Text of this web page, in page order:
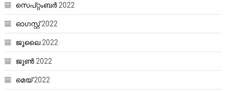
സെപ്റ്റംബർ 2022
ഓഗസ്റ്റ്‌ 2022
ജൂലൈ 2022
ജൂൺ 2022
മെയ്‌ 2022